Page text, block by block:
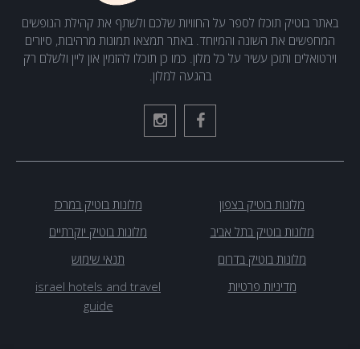
באתר בוטיק תוכלו לספר על החוויות שלכם ולשתף את קהילת הנופשים
המחפשים את השונה והמיוחד. באתר תמצאו תמונות מרהיבות, סיורים
וירטואלים ותוכן עשיר על כל מלון. כמו כן תוכלו להזמין און ליין ולשלם רק
בהגעה למלון.
מלונות בוטיק בצפון
מלונות בוטיק במרכז
מלונות בוטיק בתל אביב
מלונות בוטיק יוקרתיים
מלונות בוטיק בדרום
תנאי שימוש
מדיניות פרטיות
israel hotels and travel
guide